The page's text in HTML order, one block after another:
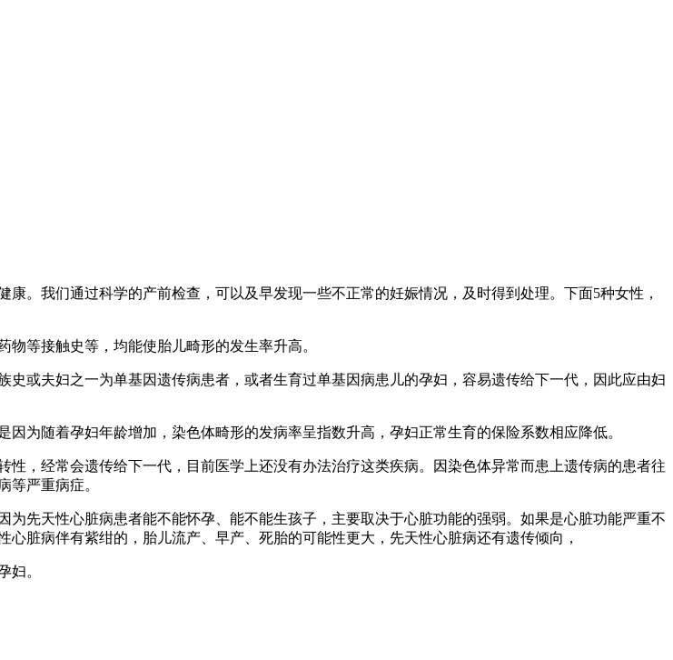
我们通过科学的产前检查，可以及早发现一些不正常的妊娠情况，及时得到处理。下面5种女性，
等接触史等，均能使胎儿畸形的发生率升高。
或夫妇之一为单基因遗传病患者，或者生育过单基因病患儿的孕妇，容易遗传给下一代，因此应由妇
为随着孕妇年龄增加，染色体畸形的发病率呈指数升高，孕妇正常生育的保险系数相应降低。
，经常会遗传给下一代，目前医学上还没有办法治疗这类疾病。因染色体异常而患上遗传病的患者往
等严重病症。
先天性心脏病患者能不能怀孕、能不能生孩子，主要取决于心脏功能的强弱。如果是心脏功能严重不
脏病伴有紫绀的，胎儿流产、早产、死胎的可能性更大，先天性心脏病还有遗传倾向，
妇。